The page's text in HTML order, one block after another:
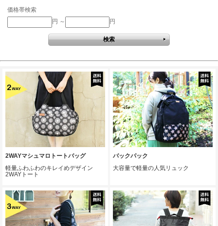
価格帯検索
円 ～
円
2WAYマシュマロトートバッグ
軽量ふわふわのキレイめデザイン
2WAYトート
バックパック
大容量で軽量の人気リュック